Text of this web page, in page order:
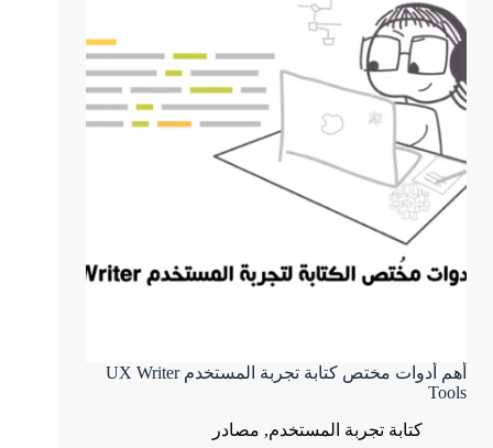
أهم أدوات مختص كتابة تجربة المستخدم UX Writer
Tools
كتابة تجربة المستخدم, مصادر